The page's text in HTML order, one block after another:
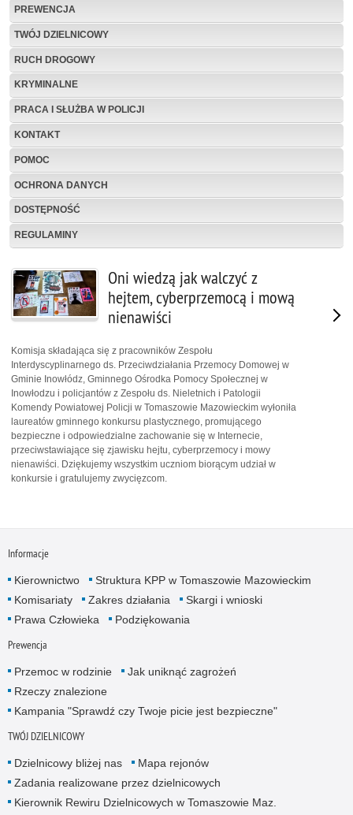
PREWENCJA
TWÓJ DZIELNICOWY
RUCH DROGOWY
KRYMINALNE
PRACA I SŁUŻBA W POLICJI
KONTAKT
POMOC
OCHRONA DANYCH
DOSTĘPNOŚĆ
REGULAMINY
Oni wiedzą jak walczyć z
hejtem, cyberprzemocą i mową
nienawiści
Komisja składająca się z pracowników Zespołu
Interdyscyplinarnego ds. Przeciwdziałania Przemocy Domowej w
Gminie Inowłódz, Gminnego Ośrodka Pomocy Społecznej w
Inowłodzu i policjantów z Zespołu ds. Nieletnich i Patologii
Komendy Powiatowej Policji w Tomaszowie Mazowieckim wyłoniła
laureatów gminnego konkursu plastycznego, promującego
bezpieczne i odpowiedzialne zachowanie się w Internecie,
przeciwstawiające się zjawisku hejtu, cyberprzemocy i mowy
nienawiści. Dziękujemy wszystkim uczniom biorącym udział w
konkursie i gratulujemy zwycięzcom.
Informacje
Kierownictwo
Struktura KPP w Tomaszowie Mazowieckim
Komisariaty
Zakres działania
Skargi i wnioski
Prawa Człowieka
Podziękowania
Prewencja
Przemoc w rodzinie
Jak uniknąć zagrożeń
Rzeczy znalezione
Kampania "Sprawdź czy Twoje picie jest bezpieczne"
TWÓJ DZIELNICOWY
Dzielnicowy bliżej nas
Mapa rejonów
Zadania realizowane przez dzielnicowych
Kierownik Rewiru Dzielnicowych w Tomaszowie Maz.